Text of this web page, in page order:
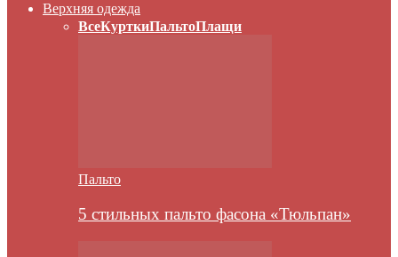
Верхняя одежда
ВсеКурткиПальтоПлащи
Пальто
5 стильных пальто фасона «Тюльпан»